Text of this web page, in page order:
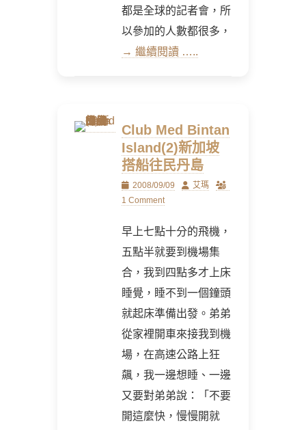
都是全球的記者會，所
以參加的人數都很多，
→ 繼續閱讀 …..
Club Med Bintan
Island(2)新加坡
搭船往民丹島
Posted
on
2008/09/09 Author
艾瑪
1 Comment
早上七點十分的飛機，
五點半就要到機場集
合，我到四點多才上床
睡覺，睡不到一個鐘頭
就起床準備出發。弟弟
從家裡開車來接我到機
場，在高速公路上狂
飆，我一邊想睡、一邊
又要對弟弟說：「不要
開這麼快，慢慢開就